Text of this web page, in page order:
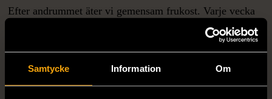
Samtycke Information Om
Efter andrummet äter vi gemensam frukost. Varje vecka
finns möjlighet för en deltagare eller gäst att dela med sig